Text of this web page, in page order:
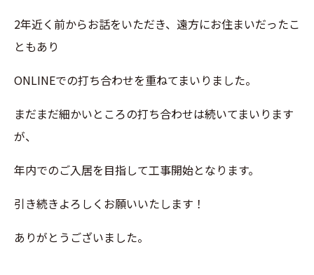
2年近く前からお話をいただき、遠方にお住まいだったこ
ともあり
ONLINEでの打ち合わせを重ねてまいりました。
まだまだ細かいところの打ち合わせは続いてまいります
が、
年内でのご入居を目指して工事開始となります。
引き続きよろしくお願いいたします！
ありがとうございました。